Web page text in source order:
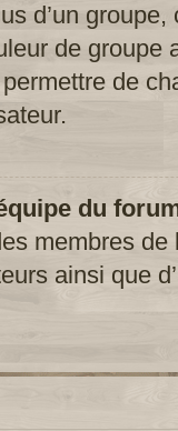
d’un
de groupe
de
du
membres de
ainsi que